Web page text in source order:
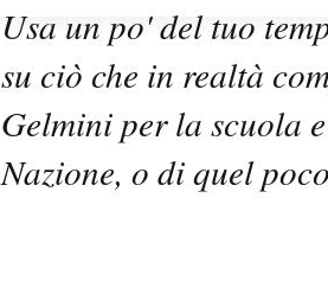
Usa un po' del tuo
su ciò che in realtà
Gelmini per la scuola
Nazione, o di quel